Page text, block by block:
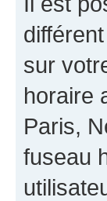
sur
horaire
Paris,
fuseau